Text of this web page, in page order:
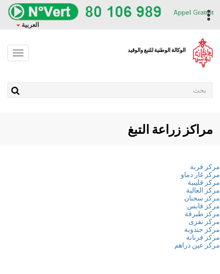
العربية
الوكالة الوطنية للتبغ والوقيد
Toggle
مراكز زراعة التبغ
قربة
غار دماو
قليبية
العالية
سجنان
قابس
طبرقة
نفزى
جندوبة
فرنانة
عين دراهم